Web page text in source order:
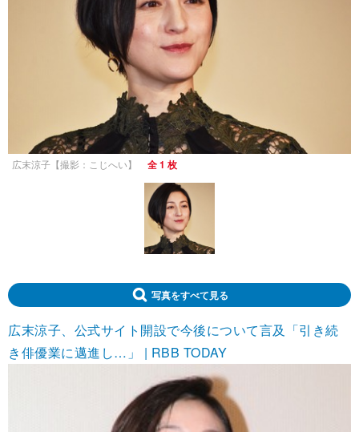
広末涼子【撮影：こじへい】 全 1 枚
写真をすべて見る
広末涼子、公式サイト開設で今後について言及「引き続
き俳優業に邁進し…」 | RBB TODAY